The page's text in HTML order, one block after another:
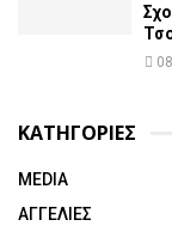
ΚΑΤΗΓΟΡΙΕΣ
MEDIA
ΑΓΓΕΛΙΕΣ